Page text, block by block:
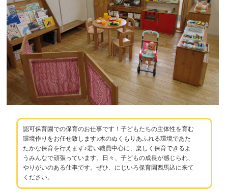
認可保育園での保育のお仕事です！子どもたちの主体性を育む
環境作りをお任せ致します♪木のぬくもりあふれる環境であた
たかな保育を行えます♪若い職員中心に、楽しく保育できるよ
うみんなで頑張っています。日々、子どもの成長が感じられ、
やりがいのある仕事です。ぜひ、にじいろ保育園西馬込に来て
ください。